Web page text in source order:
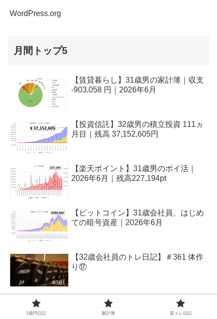
WordPress.org
月間トップ5
【賃貸暮らし】31歳男の家計簿｜収支
-903,058 円｜2026年6月
【投資信託】32歳男の積立投資 111ヵ
月目｜残高 37,152,605円
【楽天ポイント】31歳男のポイ活｜
2026年6月｜残高227,194pt
【ビットコイン】31歳会社員、はじめ
ての暗号資産｜2026年6月
【32歳会社員のトレ日記】＃361 体作
り⑰
1億円日記 家計簿 筋トレ日記